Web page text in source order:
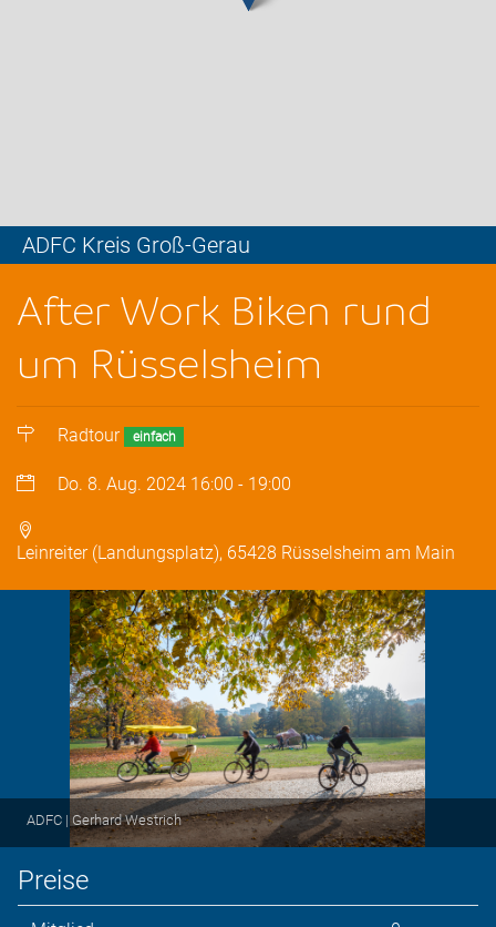
ADFC Kreis Groß-Gerau
After Work Biken rund
um Rüsselsheim
Radtour einfach
Do. 8. Aug. 2024 16:00 - 19:00
Leinreiter (Landungsplatz), 65428 Rüsselsheim am Main
ADFC | Gerhard Westrich
Preise